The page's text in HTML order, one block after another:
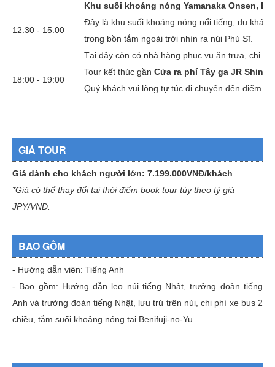
12:30 - 15:00
Khu suối khoáng nóng Yamanaka Onsen,
Đây là khu suối khoáng nóng nổi tiếng, du
trong bồn tắm ngoài trời nhìn ra núi Phú Sĩ.
Tại đây còn có nhà hàng phục vụ ăn trưa, chi
18:00 - 19:00
Tour kết thúc gần Cửa ra phí Tây ga JR
Quý khách vui lòng tự túc di chuyển đến điểm
GIÁ TOUR
Giá dành cho khách người lớn: 7.199.000VNĐ/khách
*Giá có thể thay đổi tại thời điểm book tour tùy theo tỷ giá
JPY/VND.
BAO GỒM
- Hướng dẫn viên: Tiếng Anh
- Bao gồm: Hướng dẫn leo núi tiếng Nhật, trưởng đoàn tiếng
Anh và trưởng đoàn tiếng Nhật, lưu trú trên núi, chi phí xe bus 2
chiều, tắm suối khoảng nóng tại Benifuji-no-Yu